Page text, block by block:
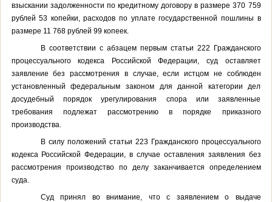
взыскании задолженности по кредитному договору в размере 370 759
рублей 53 копейки, расходов по уплате государственной пошлины в
размере 11 768 рублей 99 копеек.
В соответствии с абзацем первым статьи 222 Гражданского
процессуального кодекса Российской Федерации, суд оставляет
заявление без рассмотрения в случае, если истцом не соблюден
установленный федеральным законом для данной категории дел
досудебный порядок урегулирования спора или заявленные
требования подлежат рассмотрению в порядке приказного
производства.
В силу положений статьи 223 Гражданского процессуального
кодекса Российской Федерации, в случае оставления заявления без
рассмотрения производство по делу заканчивается определением
суда.
Суд принял во внимание, что с заявлением о выдаче